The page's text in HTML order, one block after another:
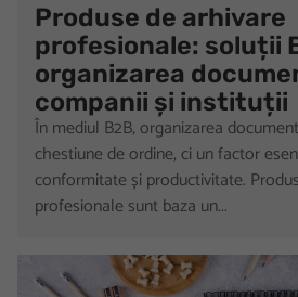
Produse de arhivare
profesionale: soluții
organizarea
companii și instituții
În mediul B2B, organizarea
chestiune de ordine, ci un factor
conformitate și productivitate.
profesionale sunt baza un...